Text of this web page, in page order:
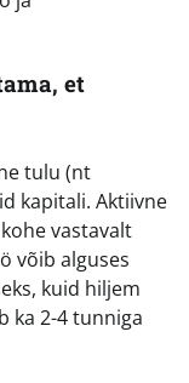
et
tulu (nt
kapitali. Aktiivne
vastavalt
võib alguses
kuid hiljem
ka 2-4 tunniga